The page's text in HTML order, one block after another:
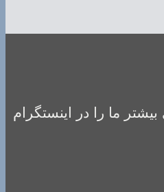
ما را در اینستگرام